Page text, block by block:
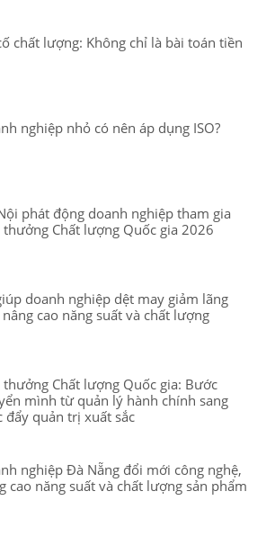
chất lượng: Không chỉ là bài toán tiền
nghiệp nhỏ có nên áp dụng ISO?
phát động doanh nghiệp tham gia
thưởng Chất lượng Quốc gia 2026
doanh nghiệp dệt may giảm lãng
cao năng suất và chất lượng
thưởng Chất lượng Quốc gia: Bước
mình từ quản lý hành chính sang
đẩy quản trị xuất sắc
nghiệp Đà Nẵng đổi mới công nghệ,
cao năng suất và chất lượng sản phẩm